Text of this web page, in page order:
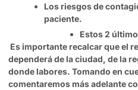
Los riesgos de
paciente.
Estos 2
Es importante recalcar que el
dependerá de la ciudad, de la
donde labores. Tomando en
comentaremos más adelante